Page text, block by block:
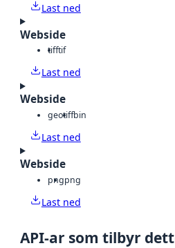
Last ned
Webside
tifftif
Last ned
Webside
geotiffbin
Last ned
Webside
pngpng
Last ned
API-ar som tilbyr